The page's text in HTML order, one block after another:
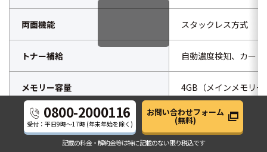
両面機能 スタックレス方式
トナー補給 自動濃度検知、カー
メモリー容量 4GB（メインメモリ
HDD容量 320GB以上（セキュ
0800-2000116
受付：平日9時～17時 (年末年始を除く)
お問い合わせフォーム
(無料)
記載の料金・解約金等は特に記載のない限り税込です